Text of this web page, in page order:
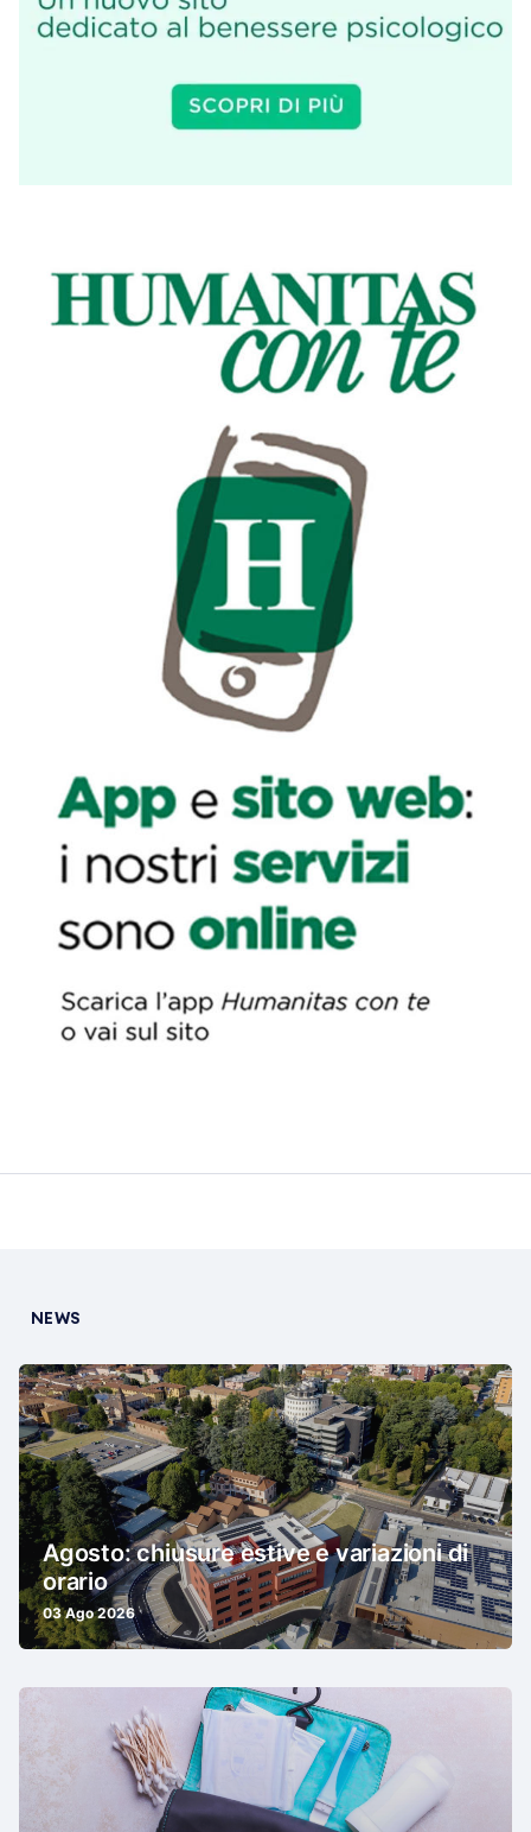
NEWS
Agosto: chiusure estive e variazioni di
orario
03 Ago 2026